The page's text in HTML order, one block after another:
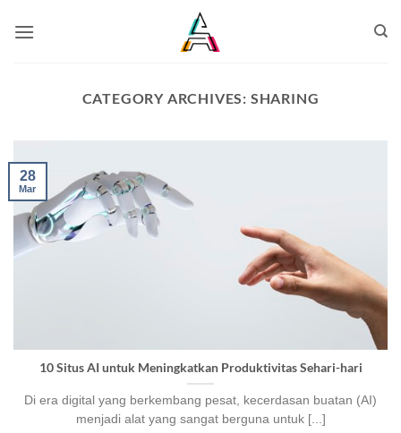
CATEGORY ARCHIVES: SHARING
10 Situs AI untuk Meningkatkan Produktivitas Sehari-hari
Di era digital yang berkembang pesat, kecerdasan buatan (AI)
menjadi alat yang sangat berguna untuk [...]
28
Mar